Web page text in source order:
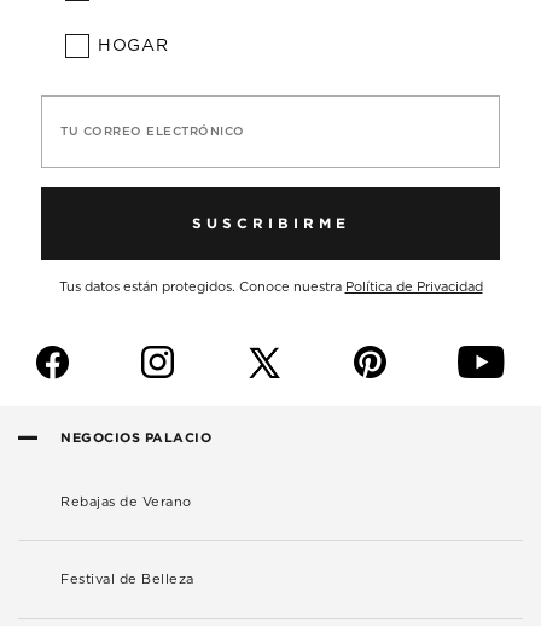
HOGAR
TU CORREO ELECTRÓNICO
SUSCRIBIRME
Tus datos están protegidos. Conoce nuestra Política de Privacidad
f i p y
NEGOCIOS PALACIO
Rebajas de Verano
Festival de Belleza